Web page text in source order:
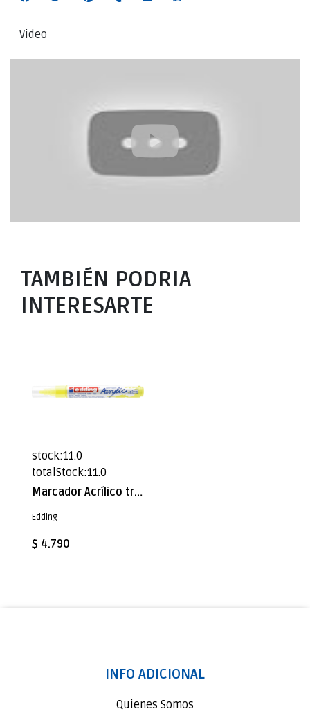
Video
TAMBIÉN PODRIA
INTERESARTE
stock:11.0
totalStock:11.0
Marcador Acrílico trazo medio Edding e-5100 Amarillo neón
Edding
$ 4.790
INFO ADICIONAL
Quienes Somos